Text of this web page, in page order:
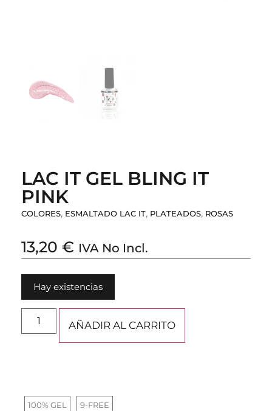
LAC IT GEL BLING IT
PINK
COLORES, ESMALTADO LAC IT, PLATEADOS, ROSAS
13,20 € IVA No Incl.
Hay existencias
AÑADIR AL CARRITO
100% GEL 9-FREE